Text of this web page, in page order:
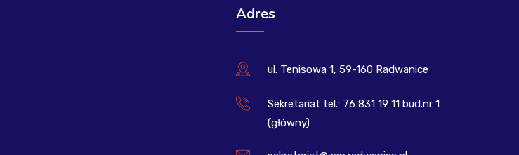
Adres
ul. Tenisowa 1, 59-160 Radwanice
Sekretariat tel.: 76 831 19 11 bud.nr 1
(główny)